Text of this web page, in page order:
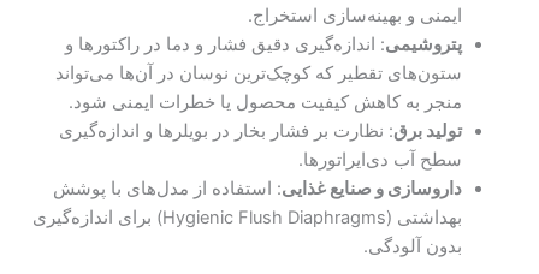
ایمنی و بهینه‌سازی استخراج.
پتروشیمی: اندازه‌گیری دقیق فشار و دما در راکتورها و
ستون‌های تقطیر که کوچک‌ترین نوسان در آن‌ها می‌تواند
منجر به کاهش کیفیت محصول یا خطرات ایمنی شود.
تولید برق: نظارت بر فشار بخار در بویلرها و اندازه‌گیری
سطح آب دی‌ا‌یراتورها.
داروسازی و صنایع غذایی: استفاده از مدل‌های با پوشش
بهداشتی (Hygienic Flush Diaphragms) برای اندازه‌گیری
بدون آلودگی.